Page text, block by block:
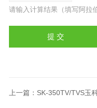
请输入计算结果（填写阿拉
上一篇： SK-350TV/TVS玉科代